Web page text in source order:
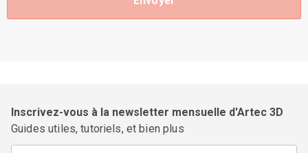
Inscrivez-vous à la newsletter mensuelle d'Artec 3D
Guides utiles, tutoriels, et bien plus